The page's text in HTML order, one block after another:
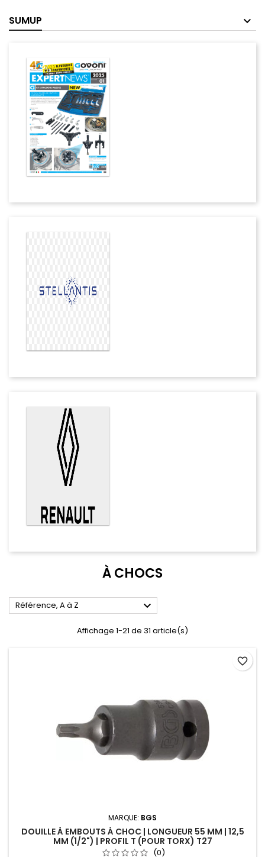
SUMUP
À CHOCS
Référence, A à Z 
Affichage 1-21 de 31 article(s)
MARQUE: BGS
DOUILLE À EMBOUTS À CHOC | LONGUEUR 55 MM | 12,5
MM (1/2") | PROFIL T (POUR TORX) T27
(0)
favorite_border